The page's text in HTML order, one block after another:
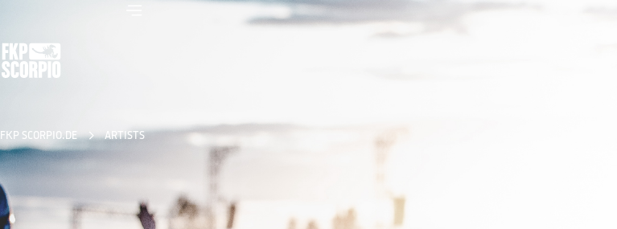
FKP SCORPIO.DE ARTISTS